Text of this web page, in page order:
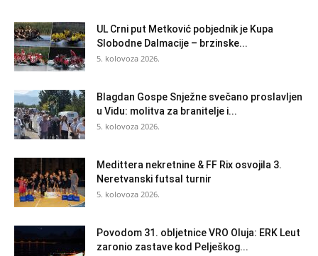
UL Crni put Metković pobjednik je Kupa
Slobodne Dalmacije – brzinske...
5. kolovoza 2026.
Blagdan Gospe Snježne svečano proslavljen
u Vidu: molitva za branitelje i...
5. kolovoza 2026.
Medittera nekretnine & FF Rix osvojila 3.
Neretvanski futsal turnir
5. kolovoza 2026.
Povodom 31. obljetnice VRO Oluja: ERK Leut
zaronio zastave kod Pelješkog...